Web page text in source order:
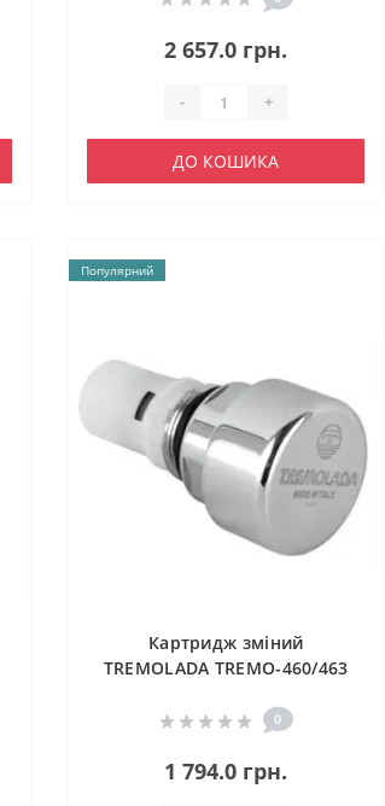
2 657.0 грн.
- +
ДО КОШИКА
Популярний
Картридж зміний
TREMOLADA ТREMO-460/463
0
1 794.0 грн.